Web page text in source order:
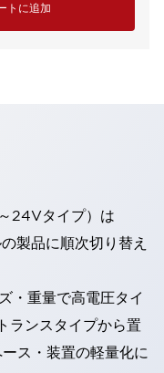
トに追加
24Vタイプ）は
製品に順次切り替え
・重量で高電圧タイ
ランスタイプから置
ス・装置の軽量化に